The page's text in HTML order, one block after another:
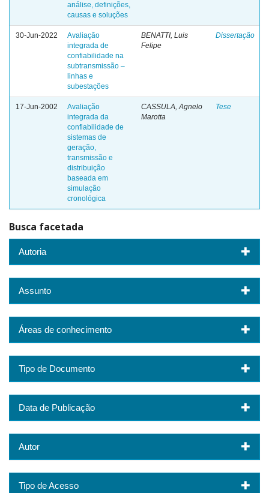
análise, definições,
causas e soluções
30-Jun-2022
Avaliação
integrada de
confiabilidade na
subtransmissão –
linhas e
subestações
BENATTI, Luis
Felipe
Dissertação
17-Jun-2002
Avaliação
integrada da
confiabilidade de
sistemas de
geração,
transmissão e
distribuição
baseada em
simulação
cronológica
CASSULA, Agnelo
Marotta
Tese
Busca facetada
Autoria
Assunto
Áreas de conhecimento
Tipo de Documento
Data de Publicação
Autor
Tipo de Acesso